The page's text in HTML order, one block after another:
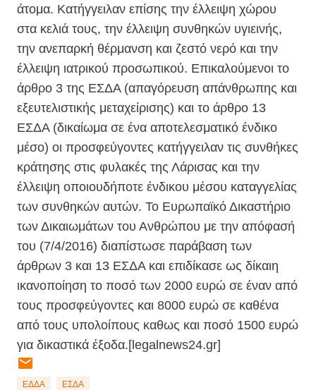
άτομα. Κατήγγειλαν επίσης την έλλειψη χώρου
στα κελιά τους, την έλλειψη συνθηκών υγιεινής,
την ανεπαρκή θέρμανση και ζεστό νερό και την
έλλειψη ιατρικού προσωπικού. Επικαλούμενοι το
άρθρο 3 της ΕΣΔΑ (απαγόρευση απάνθρωπης και
εξευτελιστικής μεταχείρισης) και το άρθρο 13
ΕΣΔΑ (δικαίωμα σε ένα αποτελεσματικό ένδικο
μέσο) οι προσφεύγοντες κατήγγειλαν τις συνθήκες
κράτησης στις φυλακές της Λάρισας και την
έλλειψη οποιουδήποτε ένδικου μέσου καταγγελίας
των συνθηκών αυτών. Το Ευρωπαϊκό Δικαστήριο
των Δικαιωμάτων του Ανθρώπου με την απόφασή
του (7/4/2016) διαπίστωσε παράβαση των
άρθρων 3 και 13 ΕΣΔΑ και επιδίκασε ως δίκαιη
ικανοποίηση το ποσό των 2000 ευρώ σε έναν από
τους προσφεύγοντες και 8000 ευρώ σε καθένα
από τους υπολοίπους καθως και ποσό 1500 ευρώ
για δικαστικά έξοδα.[legalnews24.gr]
ΕΔΔΑ ΕΣΔΑ